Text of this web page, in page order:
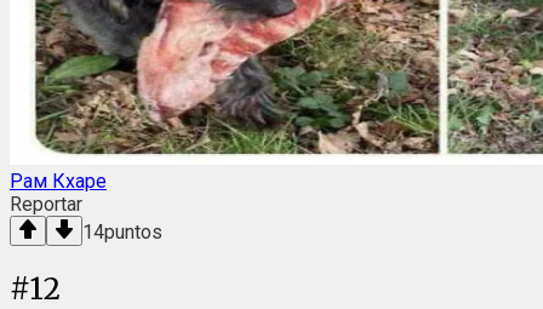
Рам Кхаре
Reportar
14puntos
#12